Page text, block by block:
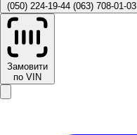
(050) 224-19-44 (063) 708-01-03
Замовити
по VIN